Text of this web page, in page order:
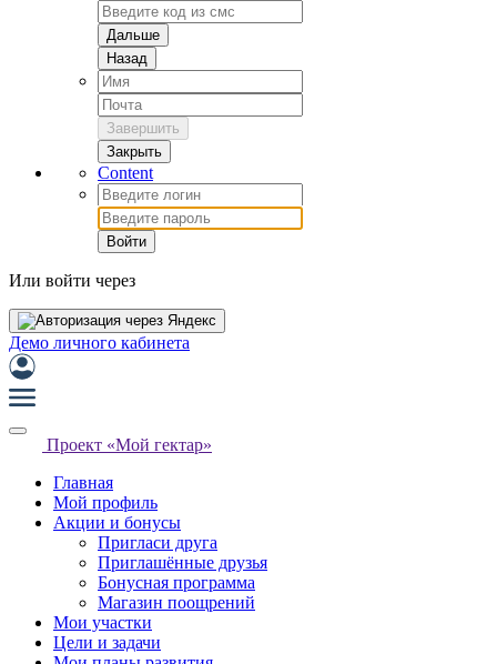
Дальше
Назад
Завершить
Закрыть
Content
Войти
Или войти через
Демо личного кабинета
Проект «Мой гектар»
Главная
Мой профиль
Акции и бонусы
Пригласи друга
Приглашённые друзья
Бонусная программа
Магазин поощрений
Мои участки
Цели и задачи